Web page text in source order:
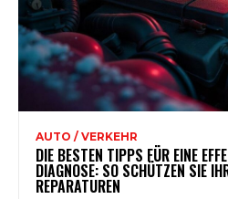
AUTO / VERKEHR
DIE BESTEN TIPPS FÜR EINE
DIAGNOSE: SO SCHÜTZEN SIE
REPARATUREN